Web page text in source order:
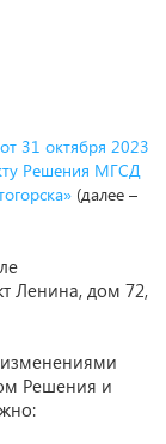
31 октября 2023
Решения МГСД
(далее –
Ленина, дом 72,
изменениями
Решения и